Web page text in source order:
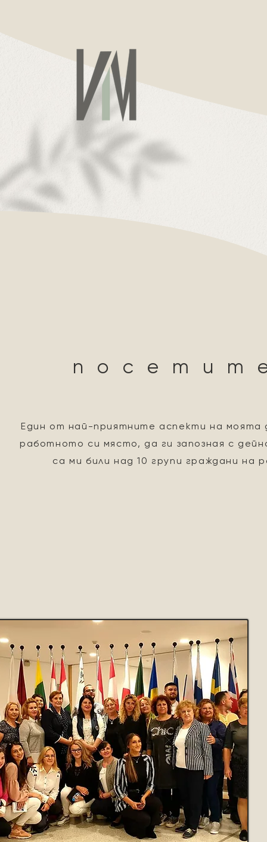
Един от най-приятните аспекти на моята
работното си място, да ги запозная с
са ми били над 10 групи граждани на